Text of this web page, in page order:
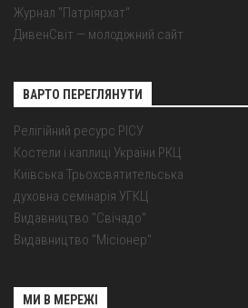
Журнал "Патріярхат"
ДивенСвіт — молодіжний сайт
ВАРТО ПЕРЕГЛЯНУТИ
Релігійний ресурс РІСУ
Костели і каплиці України РКЦ
Київська Трьохсвятительська
духовна семінарія УГКЦ
Видавництво "Свічадо"
Видавництво "Місіонер"
МИ В МЕРЕЖІ